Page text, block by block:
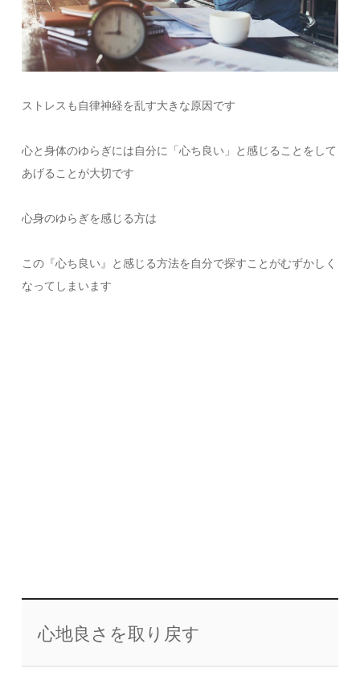
ストレスも自律神経を乱す大きな原因です
心と身体のゆらぎには自分に「心ち良い」と感じることをして
あげることが大切です
心身のゆらぎを感じる方は
この『心ち良い』と感じる方法を自分で探すことがむずかしく
なってしまいます
心地良さを取り戻す